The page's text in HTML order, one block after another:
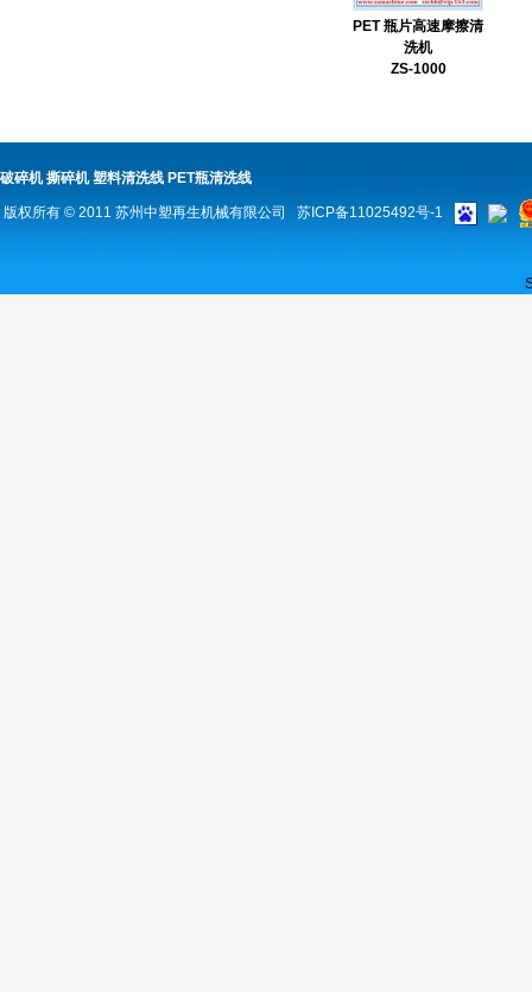
PET 瓶片高速摩擦清
洗机
ZS-1000
破碎机 撕碎机 塑料清洗线 PET瓶清洗线
版权所有 © 2011 苏州中塑再生机械有限公司 苏ICP备11025492号-1